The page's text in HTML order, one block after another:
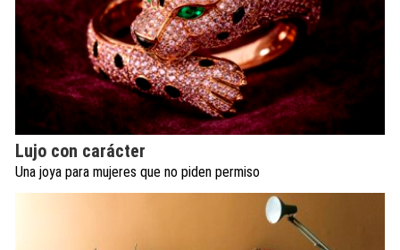
Lujo con carácter
Una joya para mujeres que no piden permiso